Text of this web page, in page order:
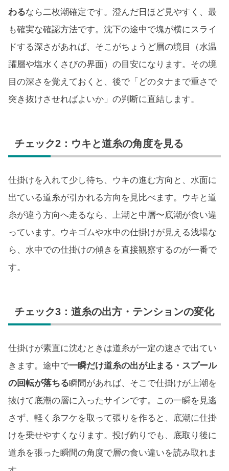
わるなら二枚潮確定です。澄んだ日ほど見やすく、最
も確実な確認方法です。沈下の途中で塊が横にスライ
ドする深さがあれば、そこがちょうど層の境目（水温
躍層や塩水くさびの界面）の目安になります。その境
目の深さを覚えておくと、後で「どのタナまで重さで
突き抜けさせればよいか」の判断に直結します。
チェック2：ウキと道糸の角度を見る
仕掛けを入れて少し待ち、ウキの進む方向と、水面に
出ている道糸が引かれる方向を見比べます。ウキと道
糸が違う方向へ走るなら、上潮と中層〜底潮が食い違
っています。ウキゴムや水中の仕掛けが見える浅場な
ら、水中での仕掛けの傾きを直接観察するのが一番で
す。
チェック3：道糸の出方・テンションの変化
仕掛けが素直に沈むときは道糸が一定の速さで出てい
きます。途中で一瞬だけ道糸の出が止まる・スプール
の回転が落ちる瞬間があれば、そこで仕掛けが上潮を
抜けて底潮の層に入ったサインです。この一瞬を見逃
さず、軽く糸フケを取って張りを作ると、底潮に仕掛
けを乗せやすくなります。投げ釣りでも、底取り後に
道糸を張った瞬間の角度で層の食い違いを読み取れま